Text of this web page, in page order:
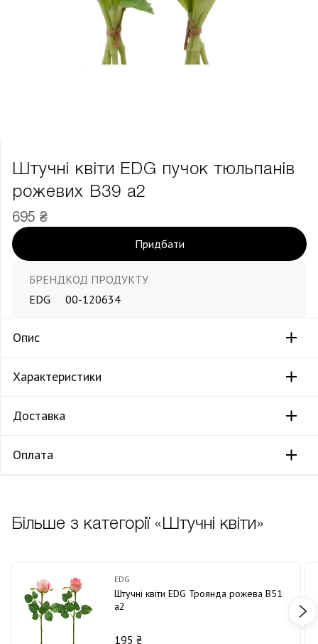
Штучні квіти EDG пучок тюльпанів
рожевих В39 а2
695 ₴
Придбати
БРЕНД
EDG
КОД ПРОДУКТУ
00-120634
Опис
Характеристики
Доставка
Оплата
Більше з категорії «Штучні квіти»
EDG
Штучні квіти EDG Троянда рожева В51
а2
195 ₴